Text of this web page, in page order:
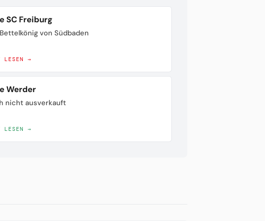
SC Freiburg
von Südbaden
LESEN →
Werder
nicht ausverkauft
LESEN →